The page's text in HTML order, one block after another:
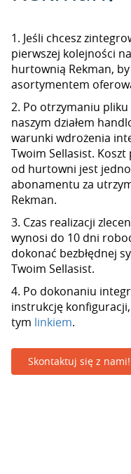
1. Jeśli chcesz
pierwszej kolejności
hurtownią Rekman,
asortymentem
2. Po otrzymaniu
naszym działem
warunki wdrożenia
Twoim Sellasist.
od hurtowni jest
abonamentu za
Rekman.
3. Czas realizacji
wynosi do 10 dni
dokonać bezbłędnej
Twoim Sellasist.
4. Po dokonaniu
instrukcję
tym linkiem.
Skontaktuj się z nami!